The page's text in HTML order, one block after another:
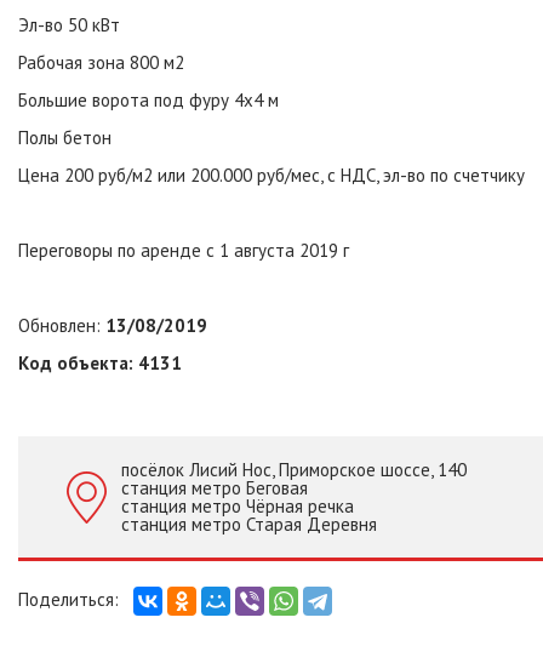
Эл-во 50 кВт
Рабочая зона 800 м2
Большие ворота под фуру 4х4 м
Полы бетон
Цена 200 руб/м2 или 200.000 руб/мес, с НДС, эл-во по счетчику
Переговоры по аренде с 1 августа 2019 г
Обновлен: 13/08/2019
Код объекта: 4131
посёлок Лисий Нос, Приморское шоссе, 140
станция метро Беговая
станция метро Чёрная речка
станция метро Старая Деревня